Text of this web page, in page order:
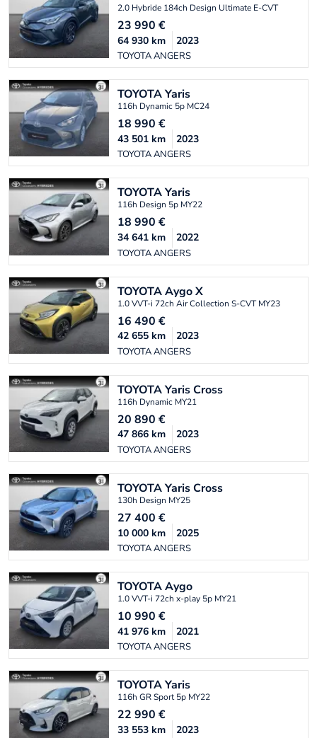
2.0 Hybride 184ch Design Ultimate E-CVT
23 990 €
TOYOTA ANGERS
64 930 km 2023
TOYOTAYaris
116h Dynamic 5p MC24
18 990 €
TOYOTA ANGERS
43 501 km 2023
TOYOTAYaris
116h Design 5p MY22
18 990 €
TOYOTA ANGERS
34 641 km 2022
TOYOTAAygo X
1.0 VVT-i 72ch Air Collection S-CVT MY23
16 490 €
TOYOTA ANGERS
42 655 km 2023
TOYOTAYaris Cross
116h Dynamic MY21
20 890 €
TOYOTA ANGERS
47 866 km 2023
TOYOTAYaris Cross
130h Design MY25
27 400 €
TOYOTA ANGERS
10 000 km 2025
TOYOTAAygo
1.0 VVT-i 72ch x-play 5p MY21
10 990 €
TOYOTA ANGERS
41 976 km 2021
TOYOTAYaris
116h GR Sport 5p MY22
22 990 €
33 553 km 2023